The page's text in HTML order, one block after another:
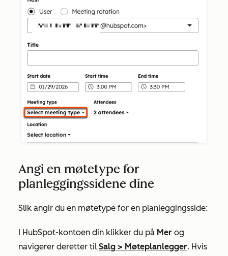
Angi en møtetype for
planleggingssidene dine
Slik angir du en møtetype for en planleggingsside:
I HubSpot-kontoen din klikker du på Mer og
navigerer deretter til Salg > Møteplanlegger. Hvis